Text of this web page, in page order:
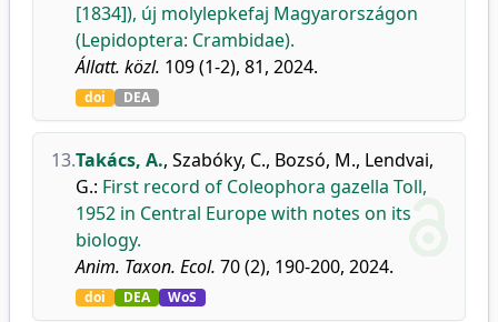
[1834]), új molylepkefaj Magyarországon
(Lepidoptera: Crambidae).
Állatt. közl. 109 (1-2), 81, 2024.
doi DEA
13.Takács, A., Szabóky, C., Bozsó, M., Lendvai,
G.: First record of Coleophora gazella Toll,
1952 in Central Europe with notes on its
biology.
Anim. Taxon. Ecol. 70 (2), 190-200, 2024.
doi DEA WoS